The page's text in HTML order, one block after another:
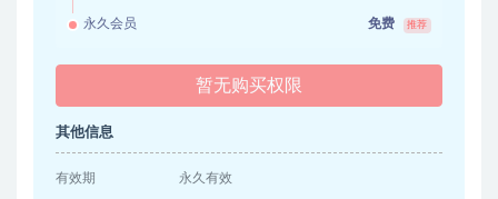
永久会员 免费 推荐
暂无购买权限
其他信息
有效期 永久有效